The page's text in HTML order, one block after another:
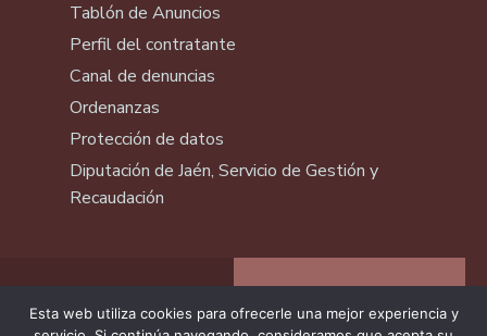
Tablón de Anuncios
Perfil del contratante
Canal de denuncias
Ordenanzas
Protección de datos
Diputación de Jaén, Servicio de Gestión y
Recaudación
Esta web utiliza cookies para ofrecerle una mejor experiencia y